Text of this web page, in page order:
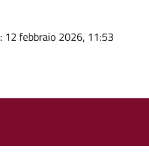
: 12 febbraio 2026, 11:53